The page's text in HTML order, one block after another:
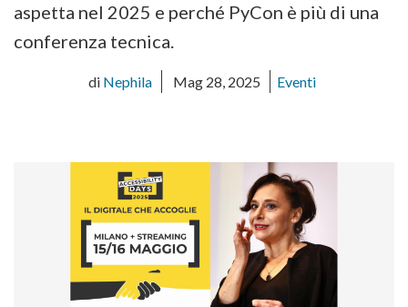
aspetta nel 2025 e perché PyCon è più di una
conferenza tecnica.
di Nephila Mag 28, 2025 Eventi